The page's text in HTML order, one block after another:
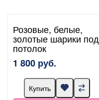
Розовые, белые,
золотые шарики под
потолок
1 800 руб.
Купить